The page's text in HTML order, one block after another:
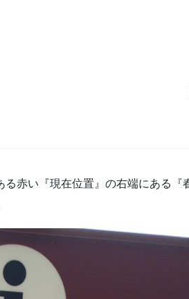
赤い『現在位置』の右端にある『